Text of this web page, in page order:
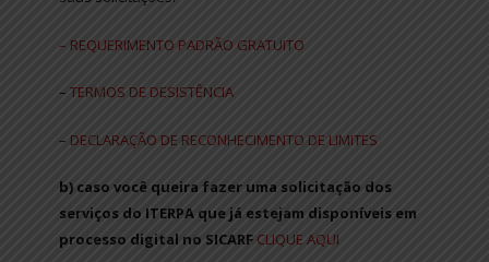
– REQUERIMENTO PADRÃO GRATUITO
– TERMOS DE DESISTÊNCIA
– DECLARAÇÃO DE RECONHECIMENTO DE LIMITES
b) caso você queira fazer uma solicitação dos
serviços do ITERPA que já estejam disponíveis em
processo digital no SICARF CLIQUE AQUI